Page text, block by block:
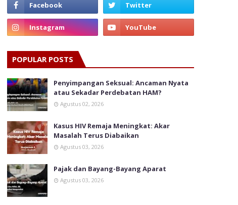
POPULAR POSTS
Penyimpangan Seksual: Ancaman Nyata
atau Sekadar Perdebatan HAM?
Agustus 02, 2026
Kasus HIV Remaja Meningkat: Akar
Masalah Terus Diabaikan
Agustus 03, 2026
Pajak dan Bayang-Bayang Aparat
Agustus 03, 2026